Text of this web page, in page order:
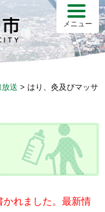
メニュー
送 > はり、灸及びマッサ
れました。最新情